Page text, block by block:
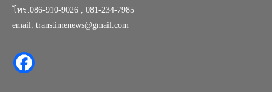
โทร.086-910-9026 , 081-234-7985
email: transtimenews@gmail.com